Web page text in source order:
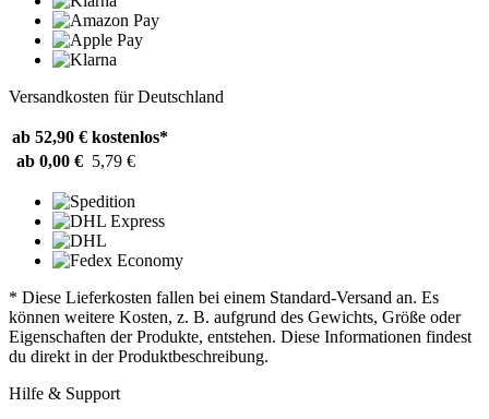
Versandkosten für Deutschland
ab 52,90 € kostenlos*
ab 0,00 € 5,79 €
* Diese Lieferkosten fallen bei einem Standard-Versand an. Es
können weitere Kosten, z. B. aufgrund des Gewichts, Größe oder
Eigenschaften der Produkte, entstehen. Diese Informationen findest
du direkt in der Produktbeschreibung.
Hilfe & Support